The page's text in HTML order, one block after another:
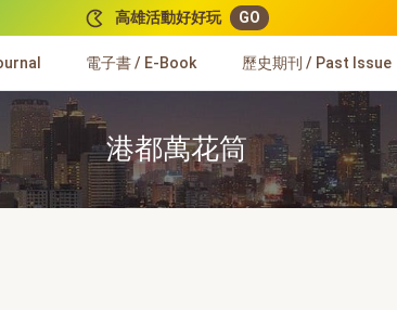
高雄活動好好玩 GO
電子書 / E-Book 歷史期刊 / Past Issue
港都萬花筒